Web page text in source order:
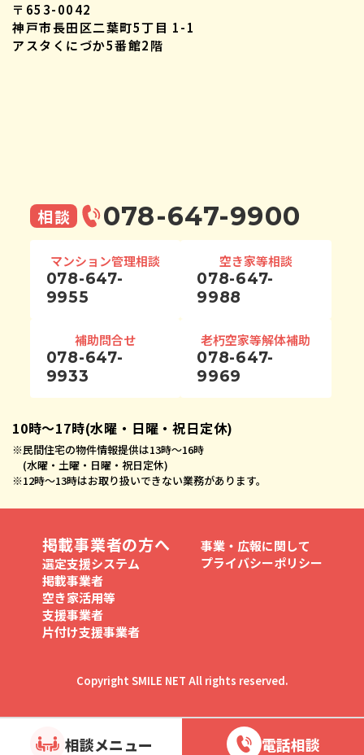
相談メニュー 電話相談
〒653-0042
神戸市長田区二葉町5丁目 1-1
アスタくにづか5番館2階
相談 078-647-9900
マンション管理相談
078-647-
9955
空き家等相談
078-647-
9988
補助問合せ
078-647-
9933
老朽空家等解体補助
078-647-
9969
10時〜17時(水曜・日曜・祝日定休)
※民間住宅の物件情報提供は13時〜16時
(水曜・土曜・日曜・祝日定休)
※12時〜13時はお取り扱いできない業務があります。
掲載事業者の方へ
選定支援システム
掲載事業者
空き家活用等
支援事業者
片付け支援事業者
事業・広報に関して
プライバシーポリシー
Copyright SMILE NET All rights reserved.